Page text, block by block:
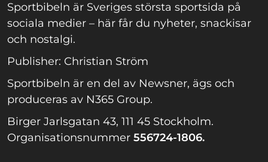
Sportbibeln är Sveriges största sportsida på
sociala medier – här får du nyheter, snackisar
och nostalgi.
Publisher: Christian Ström
Sportbibeln är en del av Newsner, ägs och
produceras av N365 Group.
Birger Jarlsgatan 43, 111 45 Stockholm.
Organisationsnummer 556724-1806.